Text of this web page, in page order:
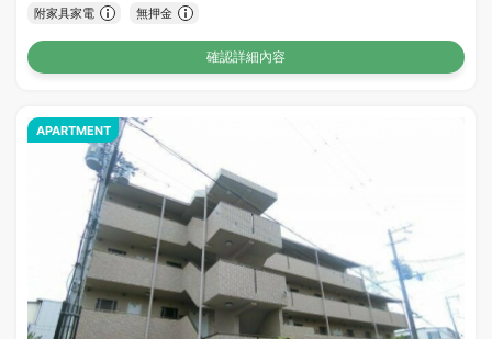
附家具家電 無押金
確認詳細內容
APARTMENT